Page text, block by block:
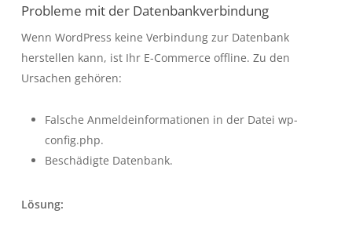
Probleme mit der Datenbankverbindung
Wenn WordPress keine Verbindung zur Datenbank
herstellen kann, ist Ihr E-Commerce offline. Zu den
Ursachen gehören:
Falsche Anmeldeinformationen in der Datei wp-
config.php.
Beschädigte Datenbank.
Lösung: